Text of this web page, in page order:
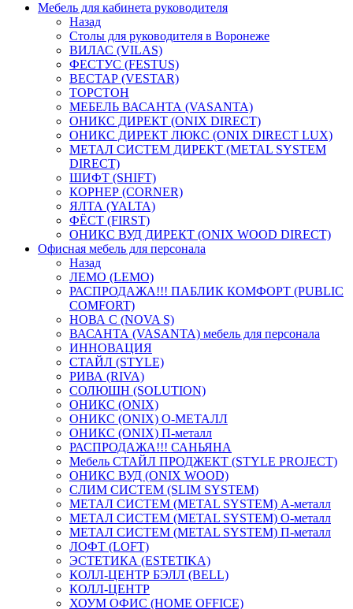
Мебель для кабинета руководителя
Назад
Столы для руководителя в Воронеже
ВИЛАС (VILAS)
ФЕСТУС (FESTUS)
ВЕСТАР (VESTAR)
ТОРСТОН
МЕБЕЛЬ ВАСАНТА (VASANTA)
ОНИКС ДИРЕКТ (ONIX DIRECT)
ОНИКС ДИРЕКТ ЛЮКС (ONIX DIRECT LUX)
МЕТАЛ СИСТЕМ ДИРЕКТ (METAL SYSTEM
DIRECT)
ШИФТ (SHIFT)
КОРНЕР (CORNER)
ЯЛТА (YALTA)
ФЁСТ (FIRST)
ОНИКС ВУД ДИРЕКТ (ONIX WOOD DIRECT)
Офисная мебель для персонала
Назад
ЛЕМО (LEMO)
РАСПРОДАЖА!!! ПАБЛИК КОМФОРТ (PUBLIC
COMFORT)
НОВА С (NOVA S)
ВАСАНТА (VASANTA) мебель для персонала
ИННОВАЦИЯ
СТАЙЛ (STYLE)
РИВА (RIVA)
СОЛЮШН (SOLUTION)
ОНИКС (ONIX)
ОНИКС (ONIX) O-МЕТАЛЛ
ОНИКС (ONIX) П-металл
РАСПРОДАЖА!!! САНЬЯНА
Мебель СТАЙЛ ПРОДЖЕКТ (STYLE PROJECT)
ОНИКС ВУД (ONIX WOOD)
СЛИМ СИСТЕМ (SLIM SYSTEM)
МЕТАЛ СИСТЕМ (METAL SYSTEM) А-металл
МЕТАЛ СИСТЕМ (METAL SYSTEM) О-металл
МЕТАЛ СИСТЕМ (METAL SYSTEM) П-металл
ЛОФТ (LOFT)
ЭСТЕТИКА (ESTETIKA)
КОЛЛ-ЦЕНТР БЭЛЛ (BELL)
КОЛЛ-ЦЕНТР
ХОУМ ОФИС (HOME OFFICE)